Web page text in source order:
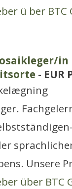
ü ber BTC
in
- EUR
Unsere
über BTC